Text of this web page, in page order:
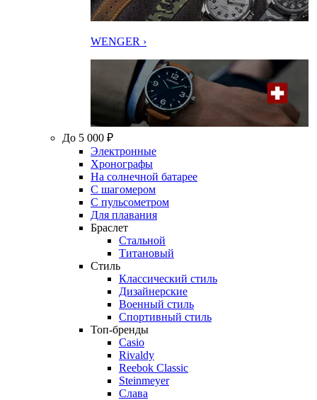
WENGER ›
До 5 000 ₽
Электронные
Хронографы
На солнечной батарее
С шагомером
С пульсометром
Для плавания
Браслет
Стальной
Титановый
Стиль
Классический стиль
Дизайнерские
Военный стиль
Спортивный стиль
Топ-бренды
Casio
Rivaldy
Reebok Classic
Steinmeyer
Слава